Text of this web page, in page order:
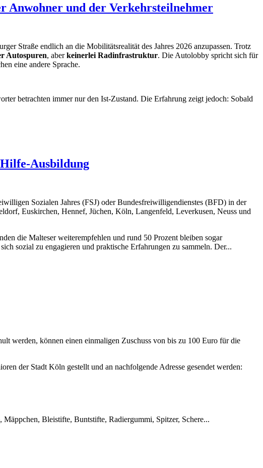
Anwohner und der Verkehrsteilnehmer
Straße endlich an die Mobilitätsrealität des Jahres 2026 anzupassen. Trotz
Autospuren, aberkeinerlei Radinfrastruktur. Die Autolobby spricht sich für
eine andere Sprache.
betrachten immer nur den Ist-Zustand. Die Erfahrung zeigt jedoch: Sobald
Ausbildung
Sozialen Jahres (FSJ) oder Bundesfreiwilligendienstes (BFD) in der
Euskirchen, Hennef, Jüchen, Köln, Langenfeld, Leverkusen, Neuss und
die Malteser weiterempfehlen und rund 50 Prozent bleiben sogar
sozial zu engagieren und praktische Erfahrungen zu sammeln. Der...
werden, können einen einmaligen Zuschuss von bis zu 100 Euro für die
der Stadt Köln gestellt und an nachfolgende Adresse gesendet werden:
Bleistifte, Buntstifte, Radiergummi, Spitzer, Schere...